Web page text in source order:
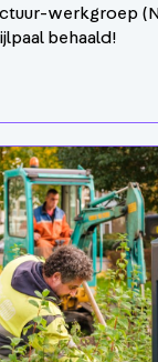
werkgroep
behaald!